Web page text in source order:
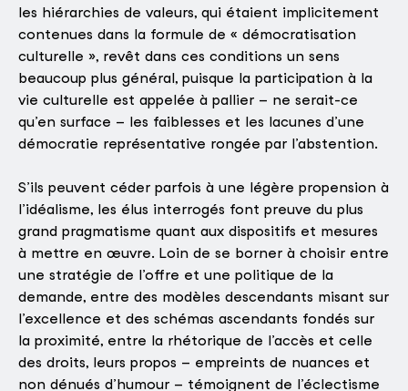
les hiérarchies de valeurs, qui étaient implicitement
contenues dans la formule de « démocratisation
culturelle », revêt dans ces conditions un sens
beaucoup plus général, puisque la participation à la
vie culturelle est appelée à pallier – ne serait-ce
qu’en surface – les faiblesses et les lacunes d’une
démocratie représentative rongée par l’abstention.
S’ils peuvent céder parfois à une légère propension à
l’idéalisme, les élus interrogés font preuve du plus
grand pragmatisme quant aux dispositifs et mesures
à mettre en œuvre. Loin de se borner à choisir entre
une stratégie de l’offre et une politique de la
demande, entre des modèles descendants misant sur
l’excellence et des schémas ascendants fondés sur
la proximité, entre la rhétorique de l’accès et celle
des droits, leurs propos – empreints de nuances et
non dénués d’humour – témoignent de l’éclectisme